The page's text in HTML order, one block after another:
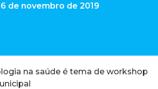
6 de novembro de 2019
na saúde é tema de workshop